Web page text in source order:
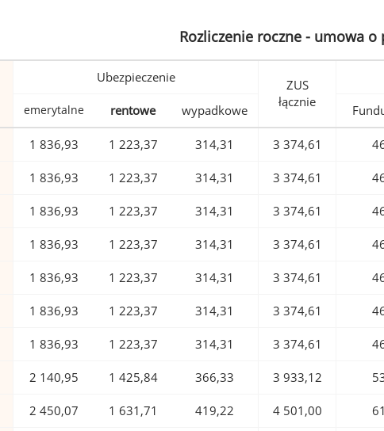
Rozliczenie roczne - umowa o
Ubezpieczenie
ZUS
łącznie
emerytalne rentowe wypadkowe
1 836,93 1 223,37 314,31 3 374,61
1 836,93 1 223,37 314,31 3 374,61
1 836,93 1 223,37 314,31 3 374,61
1 836,93 1 223,37 314,31 3 374,61
1 836,93 1 223,37 314,31 3 374,61
1 836,93 1 223,37 314,31 3 374,61
1 836,93 1 223,37 314,31 3 374,61
2 140,95 1 425,84 366,33 3 933,12
2 450,07 1 631,71 419,22 4 501,00